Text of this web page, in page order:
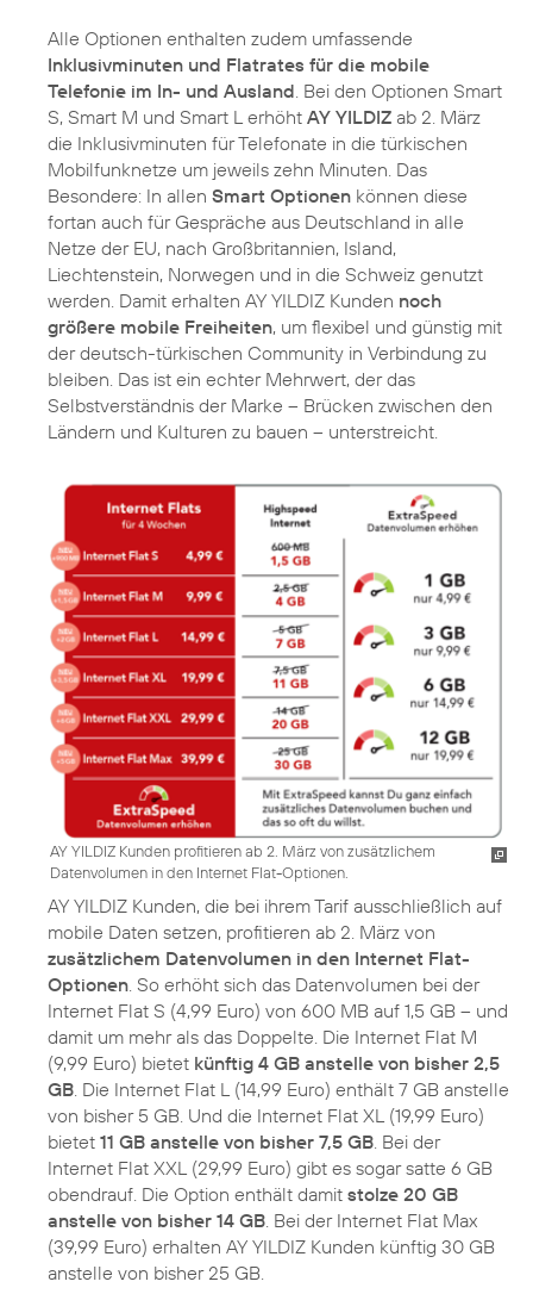
Alle Optionen enthalten zudem umfassende
Inklusivminuten und Flatrates für die mobile
Telefonie im In- und Ausland. Bei den Optionen Smart
S, Smart M und Smart L erhöht AY YILDIZ ab 2. März
die Inklusivminuten für Telefonate in die türkischen
Mobilfunknetze um jeweils zehn Minuten. Das
Besondere: In allen Smart Optionen können diese
fortan auch für Gespräche aus Deutschland in alle
Netze der EU, nach Großbritannien, Island,
Liechtenstein, Norwegen und in die Schweiz genutzt
werden. Damit erhalten AY YILDIZ Kunden noch
größere mobile Freiheiten, um flexibel und günstig mit
der deutsch-türkischen Community in Verbindung zu
bleiben. Das ist ein echter Mehrwert, der das
Selbstverständnis der Marke – Brücken zwischen den
Ländern und Kulturen zu bauen – unterstreicht.
AY YILDIZ Kunden profitieren ab 2. März von zusätzlichem
Datenvolumen in den Internet Flat-Optionen.
AY YILDIZ Kunden, die bei ihrem Tarif ausschließlich auf
mobile Daten setzen, profitieren ab 2. März von
zusätzlichem Datenvolumen in den Internet Flat-
Optionen. So erhöht sich das Datenvolumen bei der
Internet Flat S (4,99 Euro) von 600 MB auf 1,5 GB – und
damit um mehr als das Doppelte. Die Internet Flat M
(9,99 Euro) bietet künftig 4 GB anstelle von bisher 2,5
GB. Die Internet Flat L (14,99 Euro) enthält 7 GB anstelle
von bisher 5 GB. Und die Internet Flat XL (19,99 Euro)
bietet 11 GB anstelle von bisher 7,5 GB. Bei der
Internet Flat XXL (29,99 Euro) gibt es sogar satte 6 GB
obendrauf. Die Option enthält damit stolze 20 GB
anstelle von bisher 14 GB. Bei der Internet Flat Max
(39,99 Euro) erhalten AY YILDIZ Kunden künftig 30 GB
anstelle von bisher 25 GB.